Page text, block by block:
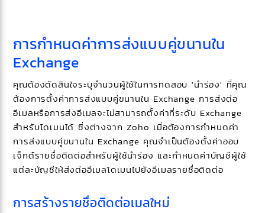
การกำหนดค่าการส่งแบบคู่ขนานใน
Exchange
คุณต้องตัดสินใจระบุจำนวนผู้ใช้ในการทดสอบ 'นำร่อง' ที่คุณ
ต้องการตั้งค่าการส่งแบบคู่ขนานใน Exchange การส่งต่อ
อีเมลหรือการส่งอีเมลจะไม่สามารถตั้งค่าที่ระดับ Exchange
สำหรับโดเมนได้ ซึ่งต่างจาก Zoho เมื่อต้องการกำหนดค่า
การส่งแบบคู่ขนานใน Exchange คุณจำเป็นต้องตั้งค่าออบ
เจ็กต์รายชื่อติดต่อสำหรับผู้ใช้นำร่อง และกำหนดค่าบัญชีผู้ใช้
แต่ละบัญชีให้ส่งต่ออีเมลโดเมนไปยังอีเมลรายชื่อติดต่อ
การสร้างรายชื่อติดต่อเมลใหม่